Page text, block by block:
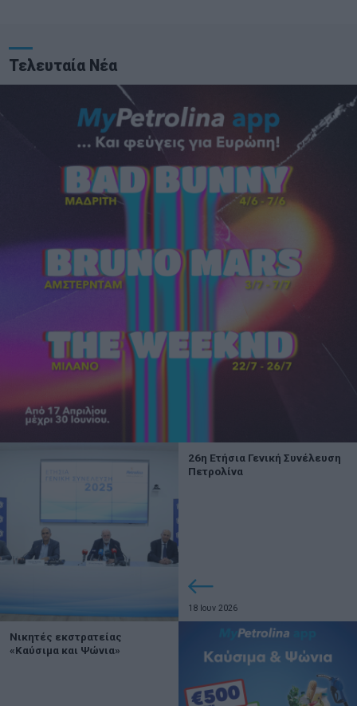
Τελευταία Νέα
26η Ετήσια Γενική Συνέλευση
Πετρολίνα
18 Ιουν 2026
Νικητές εκστρατείας
«Καύσιμα και Ψώνια»